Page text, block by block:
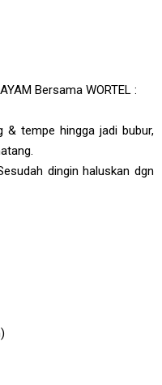
Bersama WORTEL :
& tempe hingga jadi bubur,
dingin haluskan dgn